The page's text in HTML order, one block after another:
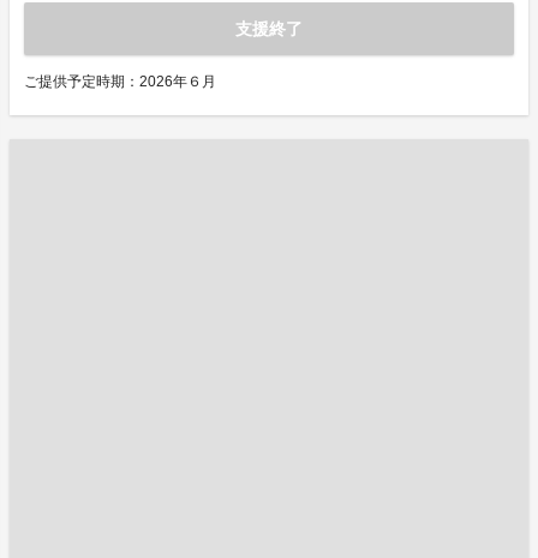
支援終了
ご提供予定時期：2026年６月